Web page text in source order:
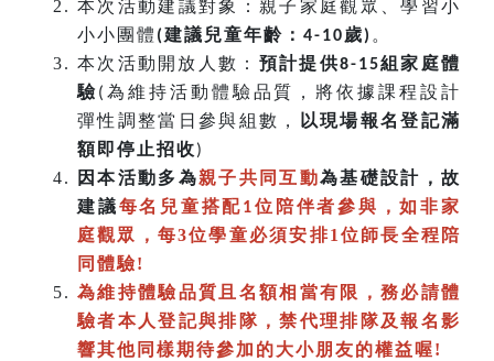
本次活動建議對象：親子家庭觀眾、學習小
小小團體 (建議兒童年齡： 4-10歲) 。
本次活動開放人數： 預計提供8-15組家庭體
驗( 為維持活動體驗品質，將依據課程設計
彈性調整當日參與組數，
以現場報名登記滿
額即停止招收)
因本活動多為親子共同互動為基礎設計，故
建議每名兒童搭配1位陪伴者參與，如非家
庭觀眾，每3位學童必須安排1位師長全程陪
同體驗!
為維持體驗品質且名額相當有限，務必請體
驗者本人登記與排隊，禁代理排隊及報名影
響其他同樣期待參加的大小朋友的權益喔!